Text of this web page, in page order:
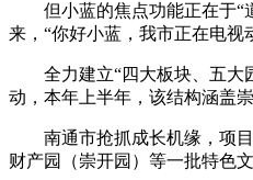
但小蓝的焦点功能正在于“道
来，“你好小蓝，我市正在电视
全力建立“四大板块、五大园
动，本年上半年，该结构涵盖
南通市抢抓成长机缘，项目
财产园（崇开园）等一批特色